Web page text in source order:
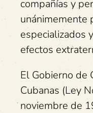
compañías y
unánimemente
especializados
efectos
El Gobierno de
Cubanas (Ley
noviembre de